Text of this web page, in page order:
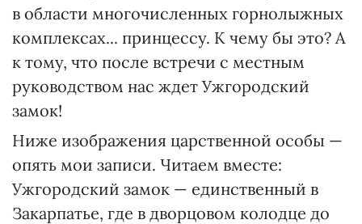
в области многочисленных горнолыжных
комплексах... принцессу. К чему бы это? А
к тому, что после встречи с местным
руководством нас ждет Ужгородский
замок!
Ниже изображения царственной особы —
опять мои записи. Читаем вместе:
Ужгородский замок — единственный в
Закарпатье, где в дворцовом колодце до